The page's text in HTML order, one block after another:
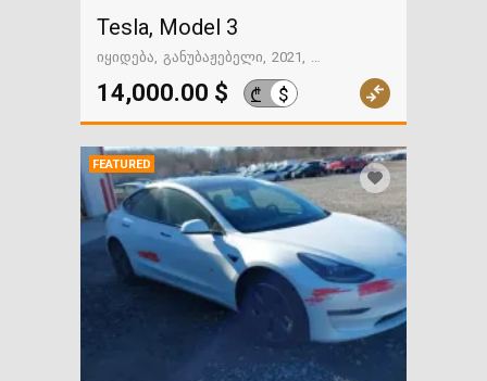
Tesla, Model 3
იყიდება განუბაჟებელი 2021
გზაში. საქართველოსკენ
14,000.00 $ ₾ $
FEATURED